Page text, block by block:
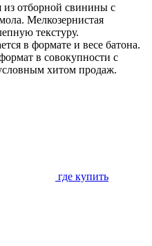
из отборной свинины с
Мелкозернистая
текстуру.
в формате и весе батона.
в совокупности с
хитом продаж.
где купить